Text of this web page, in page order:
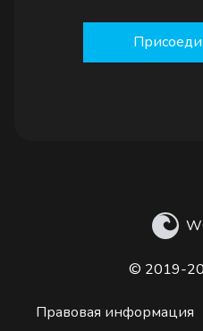
© 2019-
Правовая информация